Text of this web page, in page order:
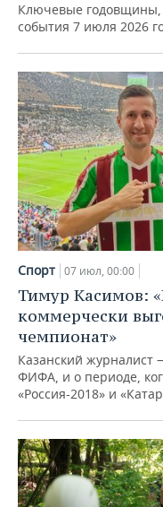
Ключевые
события 7 июля 2026
Спорт 07 июл, 00:00
Тимур Касимов:
коммерчески
чемпионат»
Казанский
ФИФА, и о периоде,
«Россия-2018» и